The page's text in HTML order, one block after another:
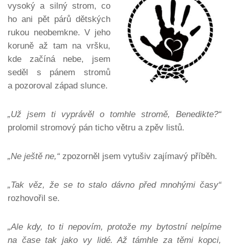
vysoký a silný strom, co
ho ani pět párů dětských
rukou neobemkne. V jeho
koruně až tam na vršku,
kde začíná nebe, jsem
seděl s pánem stromů
a pozoroval západ slunce.
„Už jsem ti vyprávěl o tomhle stromě, Benedikte?“
prolomil stromový pán ticho větru a zpěv listů.
„Ne ještě ne,“ zpozorněl jsem vytušiv zajímavý příběh.
„Tak věz, že se to stalo dávno před mnohými časy“
rozhovořil se.
„Ale kdy, to ti nepovím, protože my bytostní nelpíme
na čase tak jako vy lidé. Až támhle za těmi kopci,